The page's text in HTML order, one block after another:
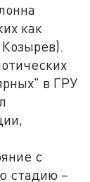
как
в ГРУ
с
стадию –